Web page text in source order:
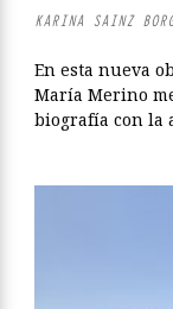
KARINA SAINZ
En esta nueva
María Merino
biografía con la